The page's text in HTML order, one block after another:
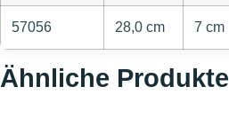
57056 28,0 cm 7 cm
Ähnliche Produkte